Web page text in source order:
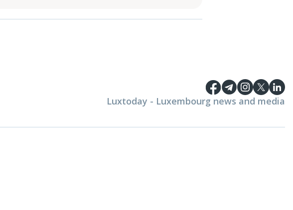
Luxtoday - Luxembourg news and media